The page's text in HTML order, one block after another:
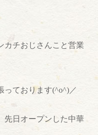
カチおじさんこと営業
っております(^o^) ／
先日オープンした中華